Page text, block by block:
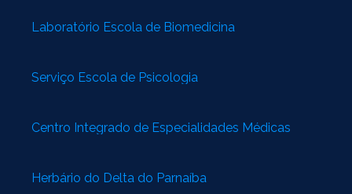
Laboratório Escola de Biomedicina
Serviço Escola de Psicologia
Centro Integrado de Especialidades Médicas
Herbário do Delta do Parnaíba